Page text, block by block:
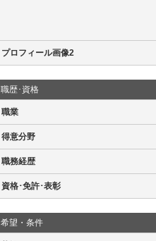
プロフィール画像2
職歴･資格
職業
得意分野
職務経歴
資格･免許･表彰
希望・条件